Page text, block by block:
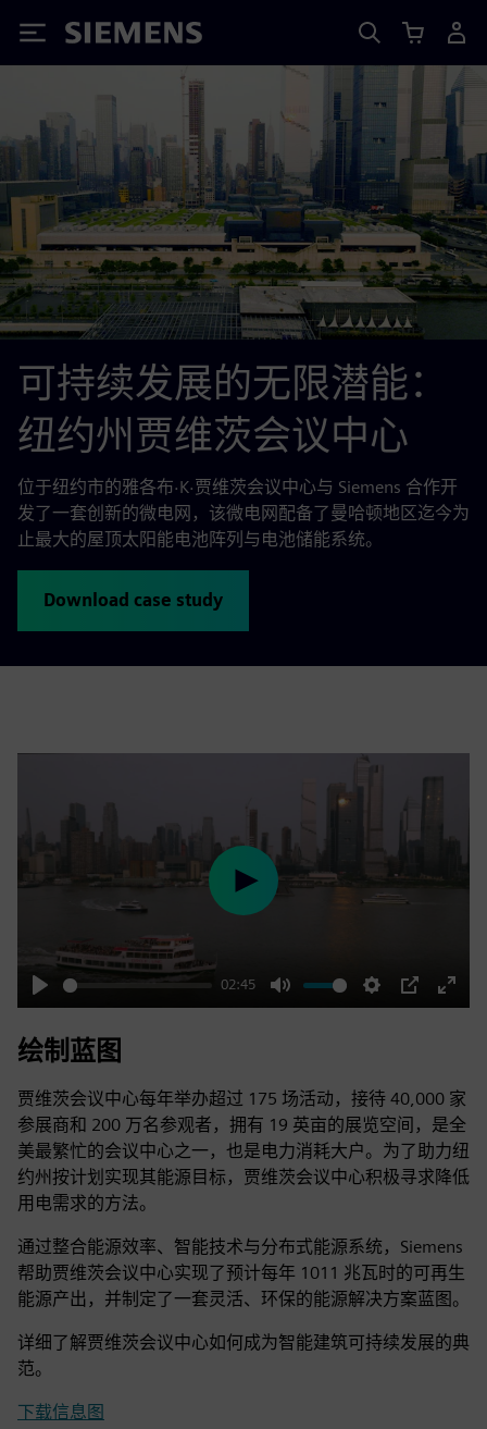
Siemens
可持续发展的无限潜能：
纽约州贾维茨会议中心
位于纽约市的雅各布·K·贾维茨会议中心与 Siemens 合作开
发了一套创新的微电网，该微电网配备了曼哈顿地区迄今为
止最大的屋顶太阳能电池阵列与电池储能系统。
Download case study
Play
02:45
Mute Settings
PIP
Enter
Play
绘制蓝图
贾维茨会议中心每年举办超过 175 场活动，接待 40,000 家
参展商和 200 万名参观者，拥有 19 英亩的展览空间，是全
美最繁忙的会议中心之一，也是电力消耗大户。为了助力纽
约州按计划实现其能源目标，贾维茨会议中心积极寻求降低
用电需求的方法。
通过整合能源效率、智能技术与分布式能源系统，Siemens
帮助贾维茨会议中心实现了预计每年 1011 兆瓦时的可再生
能源产出，并制定了一套灵活、环保的能源解决方案蓝图。
详细了解贾维茨会议中心如何成为智能建筑可持续发展的典
范。
下载信息图